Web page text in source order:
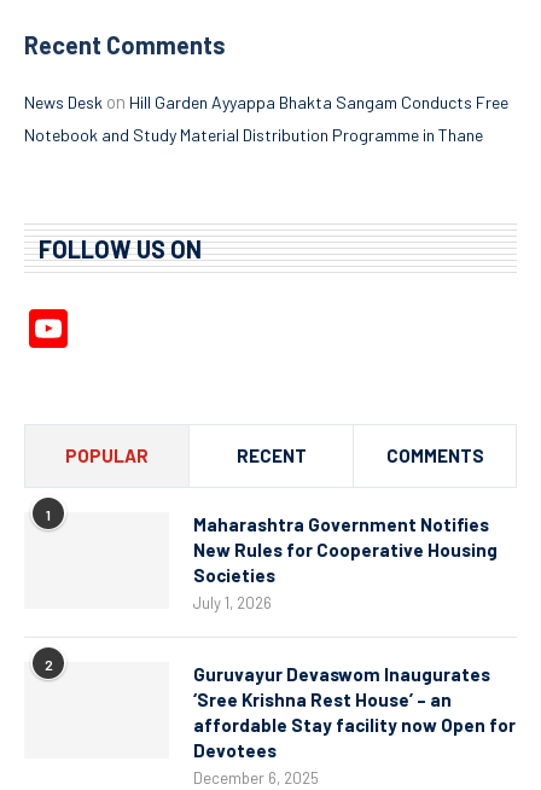
Recent Comments
News Desk on Hill Garden Ayyappa Bhakta Sangam Conducts Free
Notebook and Study Material Distribution Programme in Thane
FOLLOW US ON
POPULAR RECENT COMMENTS
1
Maharashtra Government Notifies
New Rules for Cooperative Housing
Societies
July 1, 2026
2
Guruvayur Devaswom Inaugurates
‘Sree Krishna Rest House’ – an
affordable Stay facility now Open for
Devotees
December 6, 2025